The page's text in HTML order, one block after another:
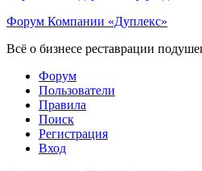
Форум Компании «Дуплекс»
Всё о бизнесе реставрации
Форум
Пользователи
Правила
Поиск
Регистрация
Вход